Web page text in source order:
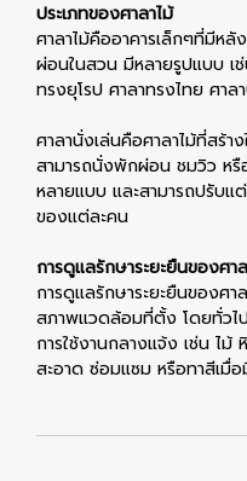
ประเภทของศาลาไม้
ศาลาไม้คืออาคารเล็กๆที่มีห
ผ่อนในสวน มีหลายรูปแบบ เ
ทรงยุโรป ศาลาทรงไทย ศาล
ศาลานั่งเล่นคือศาลาไม้ที่สร้า
สามารถนั่งพักผ่อน ชมวิว หรื
หลายแบบ และสามารถปรับ
ของแต่ละคน
การดูแลรักษาระยะยืนของศา
การดูแลรักษาระยะยืนของศ
สภาพแวดล้อมที่ตั้ง โดยทั่วไ
การใช้งานกลางแจ้ง เช่น ไม้
สะอาด ซ่อมแซม หรือทาสีเมื่อ